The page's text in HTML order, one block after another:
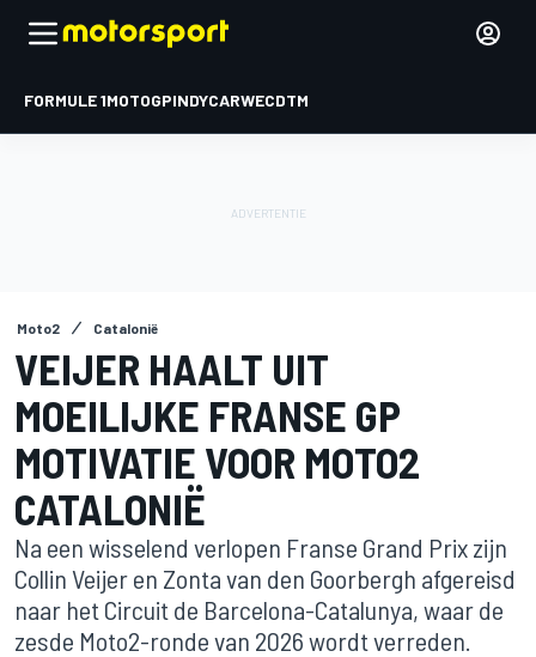
FORMULE 1MOTOGPINDYCARWECDTM
Moto2 Catalonië
VEIJER HAALT UIT
MOEILIJKE FRANSE GP
MOTIVATIE VOOR MOTO2
CATALONIË
Na een wisselend verlopen Franse Grand Prix zijn
Collin Veijer en Zonta van den Goorbergh afgereisd
naar het Circuit de Barcelona-Catalunya, waar de
zesde Moto2-ronde van 2026 wordt verreden.